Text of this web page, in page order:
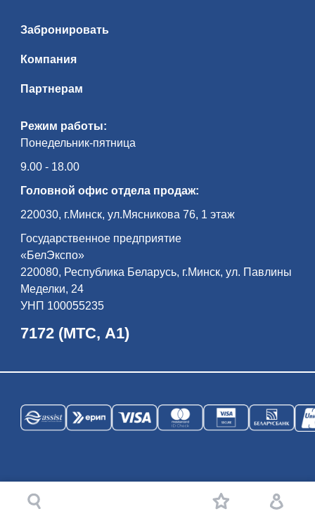
Режим работы:
Понедельник-пятница
9.00 - 18.00
Головной офис отдела продаж:
220030, г.Минск, ул.Мясникова 76, 1 этаж
Государственное предприятие
«БелЭкспо»
220080, Республика Беларусь, г.Минск, ул. Павлины
Меделки, 24
УНП 100055235
7172 (МТС, А1)
Забронировать
Компания
Партнерам